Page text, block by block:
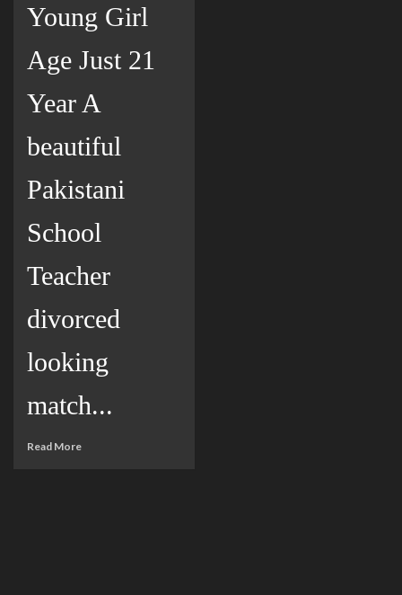
Young Girl
Age Just 21
Year A
beautiful
Pakistani
School
Teacher
divorced
looking
match...
Read More